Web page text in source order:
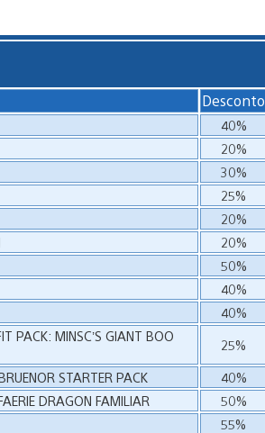
Desconto
40%
20%
30%
25%
20%
20%
50%
40%
40%
PACK: MINSC’S GIANT BOO
25%
STARTER PACK
40%
DRAGON FAMILIAR
50%
55%